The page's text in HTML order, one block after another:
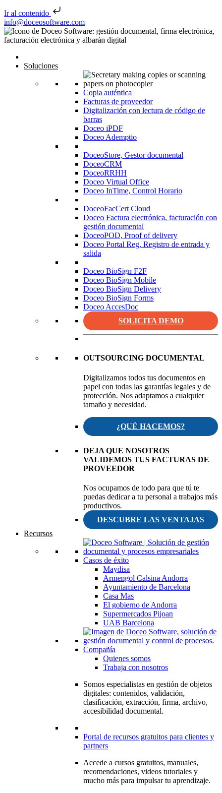
Ir al contenido
Saltar al contenido
info@doceosoftware.com
Soluciones
Copia auténtica
Facturas de proveedor
Digitalización con lectura de código de
barras
Doceo iPDF
Doceo Ademptio
DoceoStore, Gestor documental
DoceoCRM
DoceoRRHH
Doceo Virtual Office
Doceo InTime, Control Horario
DoceoFacCert Cloud
Doceo Factura electrónica, facturación con
gestión documental
DoceoPOD, Proof of delivery
Doceo Portal Reg, Registro de entrada y
salida
Doceo BioSign F2F
Doceo BioSign Mobile
Doceo BioSign Delivery
Doceo BioSign Forms
Doceo AccesDoc
SOLICITA DEMO
OUTSOURCING DOCUMENTAL
Digitalizamos todos tus documentos en
papel con todas las garantías legales y de
protección. Nos adaptamos a cualquier
tamaño y necesidad.
¿QUÉ HACEMOS?
DEJA QUE NOSOTROS
VALIDEMOS TUS FACTURAS DE
PROVEEDOR
Nos ocupamos de todo para que tú te
puedas dedicar a tu personal a trabajos más
productivos.
DESCUBRE LAS VENTAJAS
Recursos
Casos de éxito
Maydisa
Armengol Calsina Andorra
Ayuntamiento de Barcelona
Casa Mas
El gobierno de Andorra
Supermercados Pijoan
UAB Barcelona
Compañía
Quienes somos
Trabaja con nosotros
Somos especialistas en gestión de objetos
digitales: contenidos, validación,
clasificación, extracción, firma, archivo,
accesibilidad documental.
Portal de recursos gratuitos para clientes y
partners
Accede a cursos gratuitos, manuales,
recomendaciones, videos tutoriales y
mucho más para impulsar tu aprendizaje.